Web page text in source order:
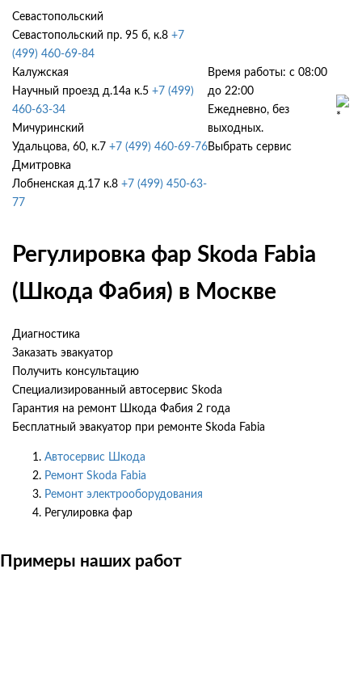
Севастопольский
Севастопольский пр. 95 б, к.8 +7
(499) 460-69-84
Калужская
Научный проезд д.14а к.5 +7 (499)
460-63-34
Мичуринский
Удальцова, 60, к.7 +7 (499) 460-69-76
Дмитровка
Лобненская д.17 к.8 +7 (499) 450-63-
77
Время работы: с 08:00
до 22:00
Ежедневно, без
выходных.
Выбрать сервис
Регулировка фар Skoda Fabia
(Шкода Фабия) в Москве
Диагностика
Заказать эвакуатор
Получить консультацию
Специализированный автосервис Skoda
Гарантия на ремонт Шкода Фабия 2 года
Бесплатный эвакуатор при ремонте Skoda Fabia
Автосервис Шкода
Ремонт Skoda Fabia
Ремонт электрооборудования
Регулировка фар
Примеры наших работ